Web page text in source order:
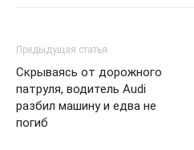
Предыдущая статья
Скрываясь от дорожного
патруля, водитель Audi
разбил машину и едва не
погиб